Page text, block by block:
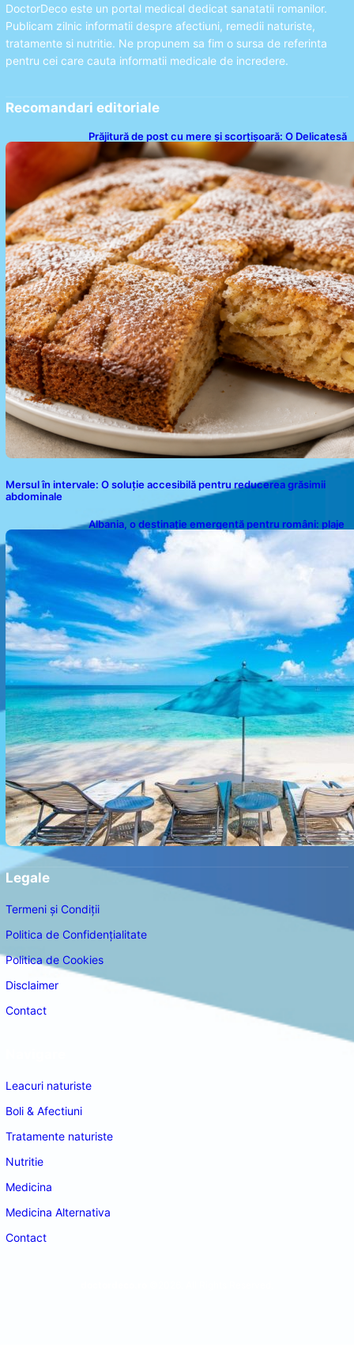
DoctorDeco este un portal medical dedicat sanatatii romanilor.
Publicam zilnic informatii despre afectiuni, remedii naturiste,
tratamente si nutritie. Ne propunem sa fim o sursa de referinta
pentru cei care cauta informatii medicale de incredere.
Recomandari editoriale
Prăjitură de post cu mere și scorțișoară: O Delicatesă
Dulce pentru Postul Adormirii Maicii Domnului
Mersul în intervale: O soluție accesibilă pentru reducerea grăsimii
abdominale
Albania, o destinație emergentă pentru români: plaje
spectaculoase, ape turcoaz și prețuri accesibile
Legale
Termeni și Condiții
Politica de Confidențialitate
Politica de Cookies
Disclaimer
Contact
Leacuri naturiste
Boli & Afectiuni
Tratamente naturiste
Nutritie
Medicina
Medicina Alternativa
Contact